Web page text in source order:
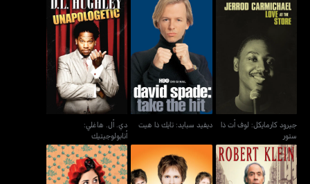
جيرود كارمايكل: لوف أت ذا
ستور
جيرود كارمايكل: لوف أت ذا
ستور
ديفيد سبايد: تايك ذا هيت
ديفيد سبايد: تايك ذا هيت
دي. أل. هاغلي:
أنابولوجيتيك
دي. أل. هاغلي:
أنابولوجيتيك